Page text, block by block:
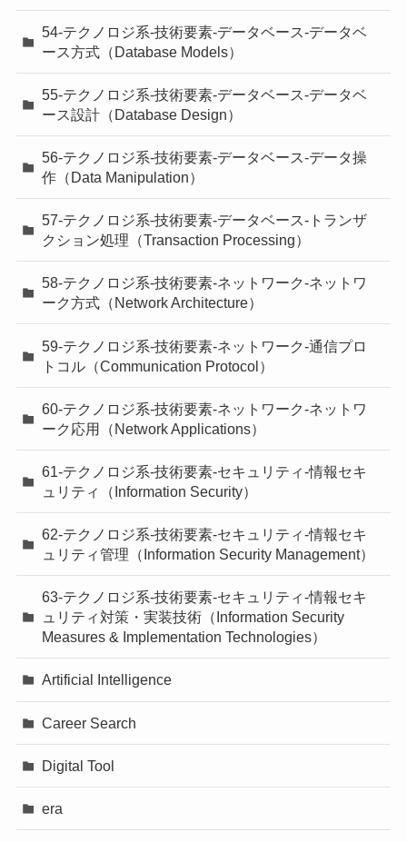
54-テクノロジ系-技術要素-データベース-データベ
ース方式（Database Models）
55-テクノロジ系-技術要素-データベース-データベ
ース設計（Database Design）
56-テクノロジ系-技術要素-データベース-データ操
作（Data Manipulation）
57-テクノロジ系-技術要素-データベース-トランザ
クション処理（Transaction Processing）
58-テクノロジ系-技術要素-ネットワーク-ネットワ
ーク方式（Network Architecture）
59-テクノロジ系-技術要素-ネットワーク-通信プロ
トコル（Communication Protocol）
60-テクノロジ系-技術要素-ネットワーク-ネットワ
ーク応用（Network Applications）
61-テクノロジ系-技術要素-セキュリティ-情報セキ
ュリティ（Information Security）
62-テクノロジ系-技術要素-セキュリティ-情報セキ
ュリティ管理（Information Security Management）
63-テクノロジ系-技術要素-セキュリティ-情報セキ
ュリティ対策・実装技術（Information Security
Measures & Implementation Technologies）
Artificial Intelligence
Career Search
Digital Tool
era